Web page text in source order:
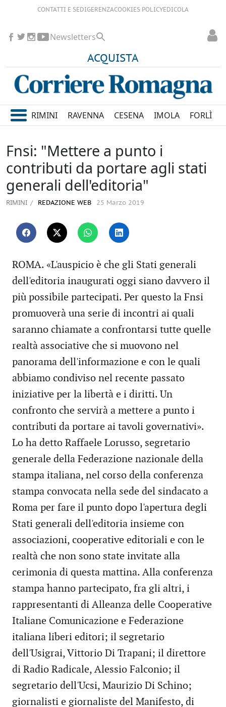
CONTATTI E SEDIGERENZACOOKIES POLICYEDICOLA
ACQUISTA
Newsletters
RIMINI RAVENNA CESENA IMOLA FORLÌ
Fnsi: "Mettere a punto i
contributi da portare agli stati
generali dell'editoria"
RIMINI REDAZIONE WEB 25 Marzo 2019
ROMA. «L'auspicio è che gli Stati generali
dell'editoria inaugurati oggi siano davvero il
più possibile partecipati. Per questo la Fnsi
promuoverà una serie di incontri ai quali
saranno chiamate a confrontarsi tutte quelle
realtà associative che si muovono nel
panorama dell'informazione e con le quali
abbiamo condiviso nel recente passato
iniziative per la libertà e i diritti. Un
confronto che servirà a mettere a punto i
contributi da portare ai tavoli governativi».
Lo ha detto Raffaele Lorusso, segretario
generale della Federazione nazionale della
stampa italiana, nel corso della conferenza
stampa convocata nella sede del sindacato a
Roma per fare il punto dopo l'apertura degli
Stati generali dell'editoria insieme con
associazioni, cooperative editoriali e con le
realtà che non sono state invitate alla
cerimonia di questa mattina. Alla conferenza
stampa hanno partecipato, fra gli altri, i
rappresentanti di Alleanza delle Cooperative
Italiane Comunicazione e Federazione
italiana liberi editori; il segretario
dell'Usigrai, Vittorio Di Trapani; il direttore
di Radio Radicale, Alessio Falconio; il
segretario dell'Ucsi, Maurizio Di Schino;
giornalisti e giornaliste del Manifesto, di